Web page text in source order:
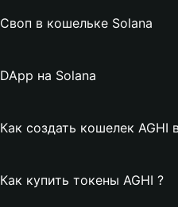
Своп в кошельке Solana
DApp на Solana
Как создать кошелек AGHI
Как купить токены AGHI ?